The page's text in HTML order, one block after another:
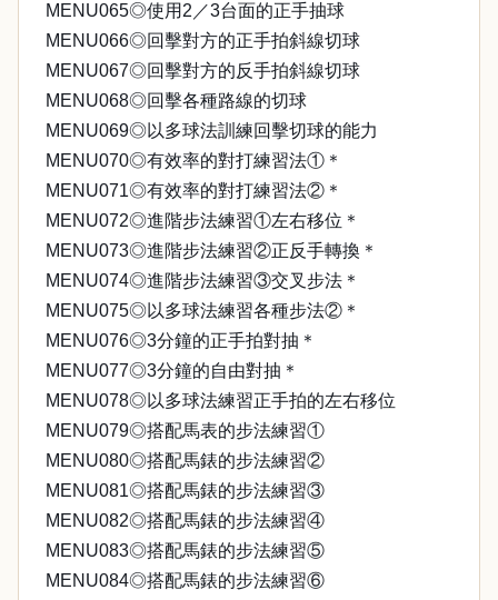
MENU065◎使用2／3台面的正手抽球
MENU066◎回擊對方的正手拍斜線切球
MENU067◎回擊對方的反手拍斜線切球
MENU068◎回擊各種路線的切球
MENU069◎以多球法訓練回擊切球的能力
MENU070◎有效率的對打練習法①＊
MENU071◎有效率的對打練習法②＊
MENU072◎進階步法練習①左右移位＊
MENU073◎進階步法練習②正反手轉換＊
MENU074◎進階步法練習③交叉步法＊
MENU075◎以多球法練習各種步法②＊
MENU076◎3分鐘的正手拍對抽＊
MENU077◎3分鐘的自由對抽＊
MENU078◎以多球法練習正手拍的左右移位
MENU079◎搭配馬表的步法練習①
MENU080◎搭配馬錶的步法練習②
MENU081◎搭配馬錶的步法練習③
MENU082◎搭配馬錶的步法練習④
MENU083◎搭配馬錶的步法練習⑤
MENU084◎搭配馬錶的步法練習⑥